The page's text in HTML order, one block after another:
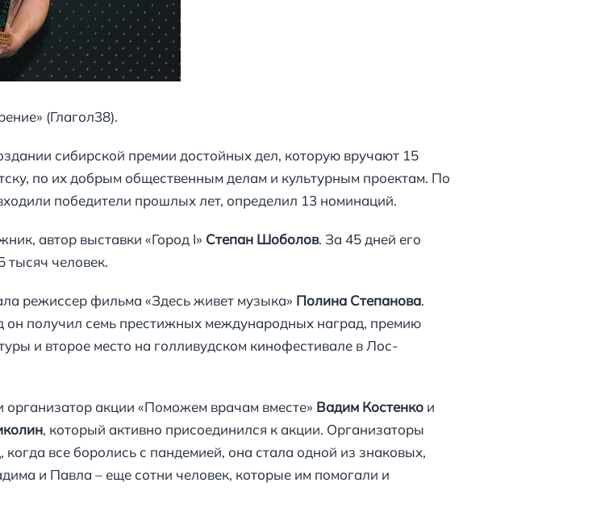
(Глагол38).
сибирской премии достойных дел, которую вручают 15
по их добрым общественным делам и культурным проектам. По
победители прошлых лет, определил 13 номинаций.
автор выставки «Город I» Степан Шоболов. За 45 дней его
тысяч человек.
режиссер фильма «Здесь живет музыка» Полина Степанова.
получил семь престижных международных наград, премию
и второе место на голливудском кинофестивале в Лос-
организатор акции «Поможем врачам вместе» Вадим Костенкои
, который активно присоединился к акции. Организаторы
все боролись с пандемией, она стала одной из знаковых,
и Павла – еще сотни человек, которые им помогали и